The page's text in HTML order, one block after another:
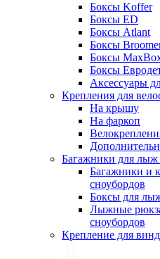
Боксы Koffer
Боксы ED
Боксы Atlant
Боксы
Боксы
Боксы
Аксессуары
Крепления для
На крышу
На фаркоп
Багажники для лыж
Багажники и
сноубордов
Боксы для
Лыжные
сноубордов
Крепление для